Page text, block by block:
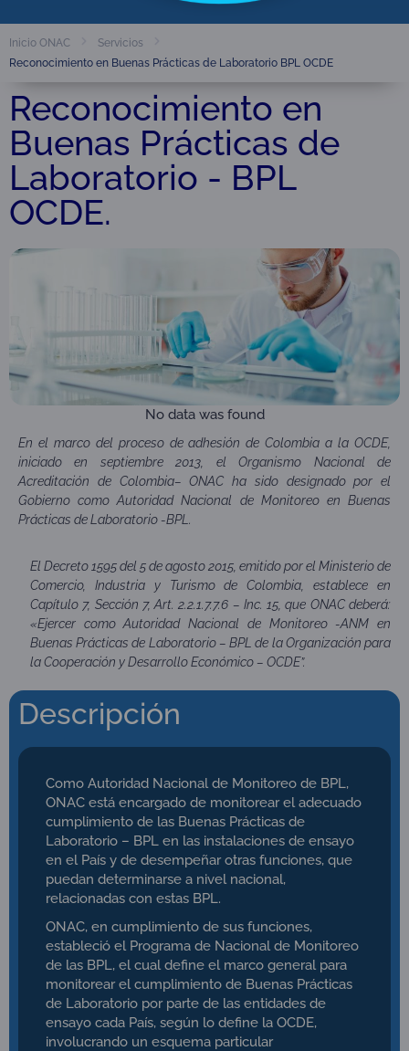
Inicio ONAC
Servicios
Reconocimiento en Buenas Prácticas de Laboratorio BPL OCDE
Reconocimiento en
Buenas Prácticas de
Laboratorio - BPL
OCDE.
No data was found
En el marco del proceso de adhesión de Colombia a la OCDE,
iniciado en septiembre 2013, el Organismo Nacional de
Acreditación de Colombia– ONAC ha sido designado por el
Gobierno como Autoridad Nacional de Monitoreo en Buenas
Prácticas de Laboratorio -BPL.
El Decreto 1595 del 5 de agosto 2015, emitido por el Ministerio de
Comercio, Industria y Turismo de Colombia, establece en
Capítulo 7, Sección 7, Art. 2.2.1.7.7.6 – Inc. 15, que ONAC deberá:
«Ejercer como Autoridad Nacional de Monitoreo -ANM en
Buenas Prácticas de Laboratorio – BPL de la Organización para
la Cooperación y Desarrollo Económico – OCDE”.
Descripción
Como Autoridad Nacional de Monitoreo de BPL,
ONAC está encargado de monitorear el adecuado
cumplimiento de las Buenas Prácticas de
Laboratorio – BPL en las instalaciones de ensayo
en el País y de desempeñar otras funciones, que
puedan determinarse a nivel nacional,
relacionadas con estas BPL.
ONAC, en cumplimiento de sus funciones,
estableció el Programa de Nacional de Monitoreo
de las BPL, el cual define el marco general para
monitorear el cumplimiento de Buenas Prácticas
de Laboratorio por parte de las entidades de
ensayo cada País, según lo define la OCDE,
involucrando un esquema particular